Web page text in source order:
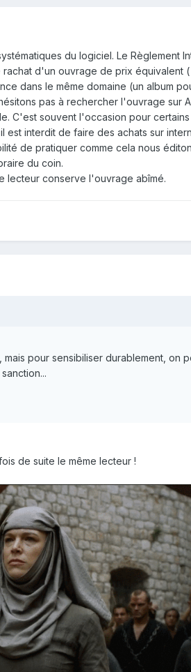
du logiciel. Le Règlement
d'un ouvrage de prix équivalent
dans le même domaine (un album
pas à rechercher l'ouvrage sur
C'est souvent l'occasion pour
interdit de faire des achats sur
de pratiquer comme cela nous
du coin.
lecteur conserve l'ouvrage abîmé.
pour sensibiliser durablement, on
de suite le même lecteur !